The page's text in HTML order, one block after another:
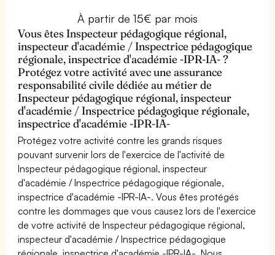
À partir de 15€ par mois
Vous êtes Inspecteur pédagogique régional,
inspecteur d'académie / Inspectrice pédagogique
régionale, inspectrice d'académie -IPR-IA- ?
Protégez votre activité avec une assurance
responsabilité civile dédiée au métier de
Inspecteur pédagogique régional, inspecteur
d'académie / Inspectrice pédagogique régionale,
inspectrice d'académie -IPR-IA-
Protégez votre activité contre les grands risques
pouvant survenir lors de l'exercice de l'activité de
Inspecteur pédagogique régional, inspecteur
d'académie / Inspectrice pédagogique régionale,
inspectrice d'académie -IPR-IA-. Vous êtes protégés
contre les dommages que vous causez lors de l'exercice
de votre activité de Inspecteur pédagogique régional,
inspecteur d'académie / Inspectrice pédagogique